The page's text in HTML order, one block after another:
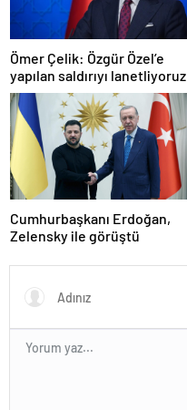
Ömer Çelik: Özgür Özel’e
yapılan saldırıyı lanetliyoruz
Cumhurbaşkanı Erdoğan,
Zelensky ile görüştü